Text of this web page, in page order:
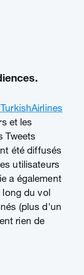
et les
Tweets
été diffusés
utilisateurs
a également
long du vol
(plus d'un
rien de